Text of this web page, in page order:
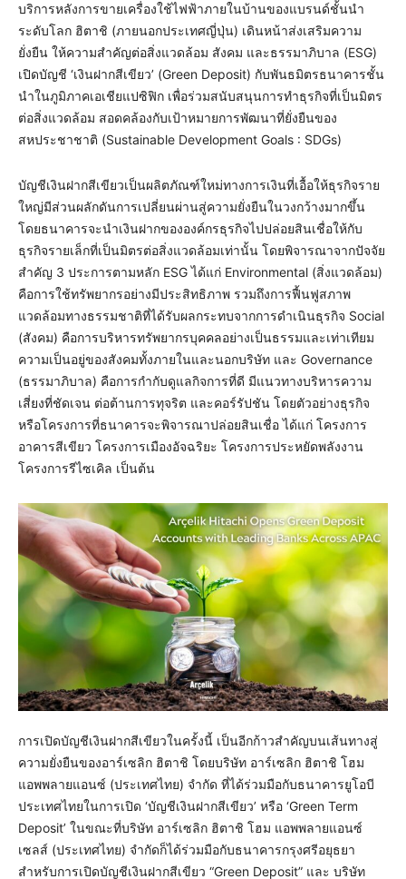
บริการหลังการขายเครื่องใช้ไฟฟ้าภายในบ้านของแบรนด์ชั้นนำ
ระดับโลก ฮิตาชิ (ภายนอกประเทศญี่ปุ่น) เดินหน้าส่งเสริมความ
ยั่งยืน ให้ความสำคัญต่อสิ่งแวดล้อม สังคม และธรรมาภิบาล (ESG)
เปิดบัญชี ‘เงินฝากสีเขียว’ (Green Deposit) กับพันธมิตรธนาคารชั้น
นำในภูมิภาคเอเชียแปซิฟิก เพื่อร่วมสนับสนุนการทำธุรกิจที่เป็นมิตร
ต่อสิ่งแวดล้อม สอดคล้องกับเป้าหมายการพัฒนาที่ยั่งยืนของ
สหประชาชาติ (Sustainable Development Goals : SDGs)
บัญชีเงินฝากสีเขียวเป็นผลิตภัณฑ์ใหม่ทางการเงินที่เอื้อให้ธุรกิจราย
ใหญ่มีส่วนผลักดันการเปลี่ยนผ่านสู่ความยั่งยืนในวงกว้างมากขึ้น
โดยธนาคารจะนำเงินฝากขององค์กรธุรกิจไปปล่อยสินเชื่อให้กับ
ธุรกิจรายเล็กที่เป็นมิตรต่อสิ่งแวดล้อมเท่านั้น โดยพิจารณาจากปัจจัย
สำคัญ 3 ประการตามหลัก ESG ได้แก่ Environmental (สิ่งแวดล้อม)
คือการใช้ทรัพยากรอย่างมีประสิทธิภาพ รวมถึงการฟื้นฟูสภาพ
แวดล้อมทางธรรมชาติที่ได้รับผลกระทบจากการดำเนินธุรกิจ Social
(สังคม) คือการบริหารทรัพยากรบุคคลอย่างเป็นธรรมและเท่าเทียม
ความเป็นอยู่ของสังคมทั้งภายในและนอกบริษัท และ Governance
(ธรรมาภิบาล) คือการกำกับดูแลกิจการที่ดี มีแนวทางบริหารความ
เสี่ยงที่ชัดเจน ต่อต้านการทุจริต และคอร์รัปชัน โดยตัวอย่างธุรกิจ
หรือโครงการที่ธนาคารจะพิจารณาปล่อยสินเชื่อ ได้แก่ โครงการ
อาคารสีเขียว โครงการเมืองอัจฉริยะ โครงการประหยัดพลังงาน
โครงการรีไซเคิล เป็นต้น
การเปิดบัญชีเงินฝากสีเขียวในครั้งนี้ เป็นอีกก้าวสำคัญบนเส้นทางสู่
ความยั่งยืนของอาร์เซลิก ฮิตาชิ โดยบริษัท อาร์เซลิก ฮิตาชิ โฮม
แอพพลายแอนซ์ (ประเทศไทย) จำกัด ที่ได้ร่วมมือกับธนาคารยูโอบี
ประเทศไทยในการเปิด ‘บัญชีเงินฝากสีเขียว’ หรือ ‘Green Term
Deposit’ ในขณะที่บริษัท อาร์เซลิก ฮิตาชิ โฮม แอพพลายแอนซ์
เซลส์ (ประเทศไทย) จำกัดก็ได้ร่วมมือกับธนาคารกรุงศรีอยุธยา
สำหรับการเปิดบัญชีเงินฝากสีเขียว “Green Deposit” และ บริษัท